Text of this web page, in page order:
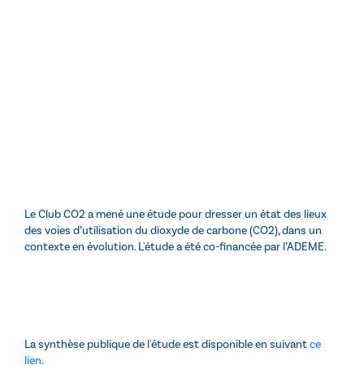
Le Club CO2a mené une étude pour dresser un état des lieux
des voies d’utilisation du dioxyde de carbone (CO2), dans un
contexte en évolution. L'étude a été co-financée par l’ADEME.
La synthèse publique de l'étude est disponible en suivantce
lien.